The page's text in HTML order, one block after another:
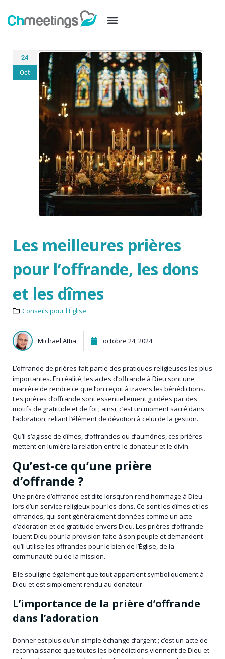
24
Oct
Les meilleures prières
pour l’offrande, les dons
et les dîmes
Conseils pour l'Église
Michael Attia octobre 24, 2024
L’offrande de prières fait partie des pratiques religieuses les plus
importantes. En réalité, les actes d’offrande à Dieu sont une
manière de rendre ce que l’on reçoit à travers les bénédictions.
Les prières d’offrande sont essentiellement guidées par des
motifs de gratitude et de foi ; ainsi, c’est un moment sacré dans
l’adoration, reliant l’élément de dévotion à celui de la gestion.
Qu’il s’agisse de dîmes, d’offrandes ou d’aumônes, ces prières
mettent en lumière la relation entre le donateur et le divin.
Qu’est-ce qu’une prière
d’offrande ?
Une prière d’offrande est dite lorsqu’on rend hommage à Dieu
lors d’un service religieux pour les dons. Ce sont les dîmes et les
offrandes, qui sont généralement données comme un acte
d’adoration et de gratitude envers Dieu. Les prières d’offrande
louent Dieu pour la provision faite à son peuple et demandent
qu’il utilise les offrandes pour le bien de l’Église, de la
communauté ou de la mission.
Elle souligne également que tout appartient symboliquement à
Dieu et est simplement rendu au donateur.
L’importance de la prière d’offrande
dans l’adoration
Donner est plus qu’un simple échange d’argent ; c’est un acte de
reconnaissance que toutes les bénédictions viennent de Dieu et